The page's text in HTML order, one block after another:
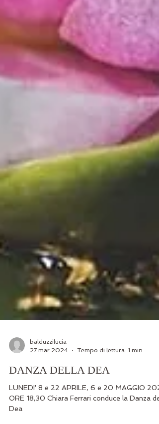
27 mar 2024
Tempo di lettura: 1 min
DANZA DELLA DEA
LUNEDI' 8 e 22 APRILE, 6 e 20 MAGGIO